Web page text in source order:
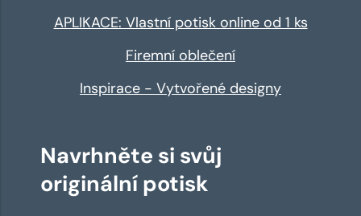
APLIKACE: Vlastní potisk online od 1 ks
Firemní oblečení
Inspirace - Vytvořené designy
Navrhněte si svůj
originální potisk